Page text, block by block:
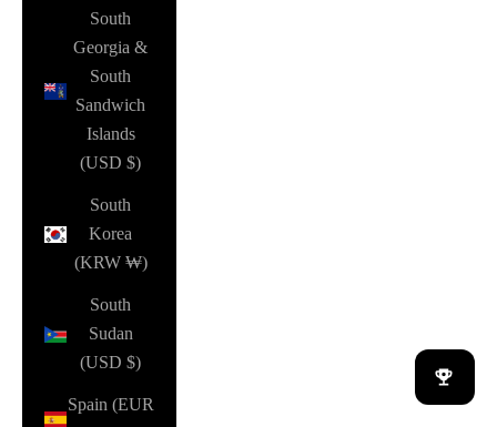
South
Georgia &
South
Sandwich
Islands
(USD $)
South
Korea
(KRW ₩)
South
Sudan
(USD $)
Spain (EUR